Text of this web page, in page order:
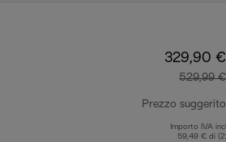
329,90 €
529,99 €
Prezzo suggerito
Importo IVA
59,49 € di